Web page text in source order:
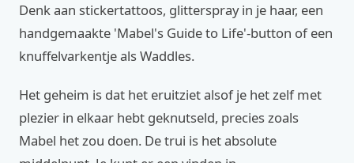
Denk aan stickertattoos, glitterspray in je haar, een
handgemaakte 'Mabel's Guide to Life'-button of een
knuffelvarkentje als Waddles.
Het geheim is dat het eruitziet alsof je het zelf met
plezier in elkaar hebt geknutseld, precies zoals
Mabel het zou doen. De trui is het absolute